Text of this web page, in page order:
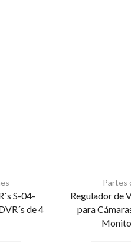
S-04-
de 4
Partes
Regulador de
para